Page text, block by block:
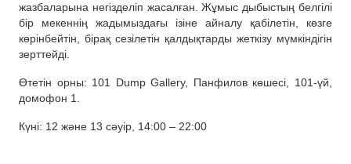
жазбаларына негізделіп жасалған. Жұмыс дыбыстың белгілі
бір мекеннің жадымыздағы ізіне айналу қабілетін, көзге
көрінбейтін, бірақ сезілетін қалдықтарды жеткізу мүмкіндігін
зерттейді.
Өтетін орны: 101 Dump Gallery, Панфилов көшесі, 101-үй,
домофон 1.
Күні: 12 және 13 сәуір, 14:00 – 22:00